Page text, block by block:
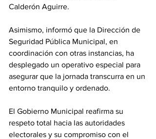
Calderón Aguirre.
Asimismo, informó que la Dirección de
Seguridad Pública Municipal, en
coordinación con otras instancias, ha
desplegado un operativo especial para
asegurar que la jornada transcurra en un
entorno tranquilo y ordenado.
El Gobierno Municipal reafirma su
respeto total hacia las autoridades
electorales y su compromiso con el